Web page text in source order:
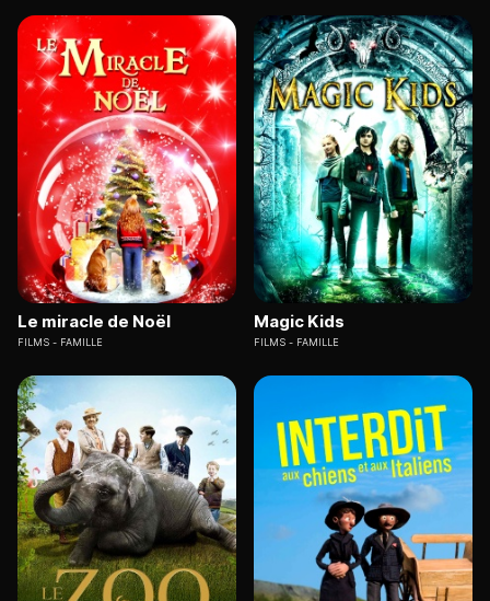
Le miracle de Noël
FILMS FAMILLE
Magic Kids
FILMS FAMILLE